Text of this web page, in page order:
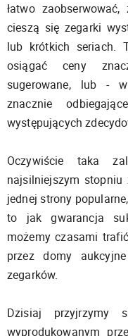
łatwo
cieszą się zegarki
lub krótkich seriach.
osiągać ceny
sugerowane, lub -
znacznie
występujących
Oczywiście taka
najsilniejszym stopniu
jednej strony
to jak gwarancja
możemy czasami
przez domy
zegarków.
Dzisiaj przyjrzymy
wyprodukowanym